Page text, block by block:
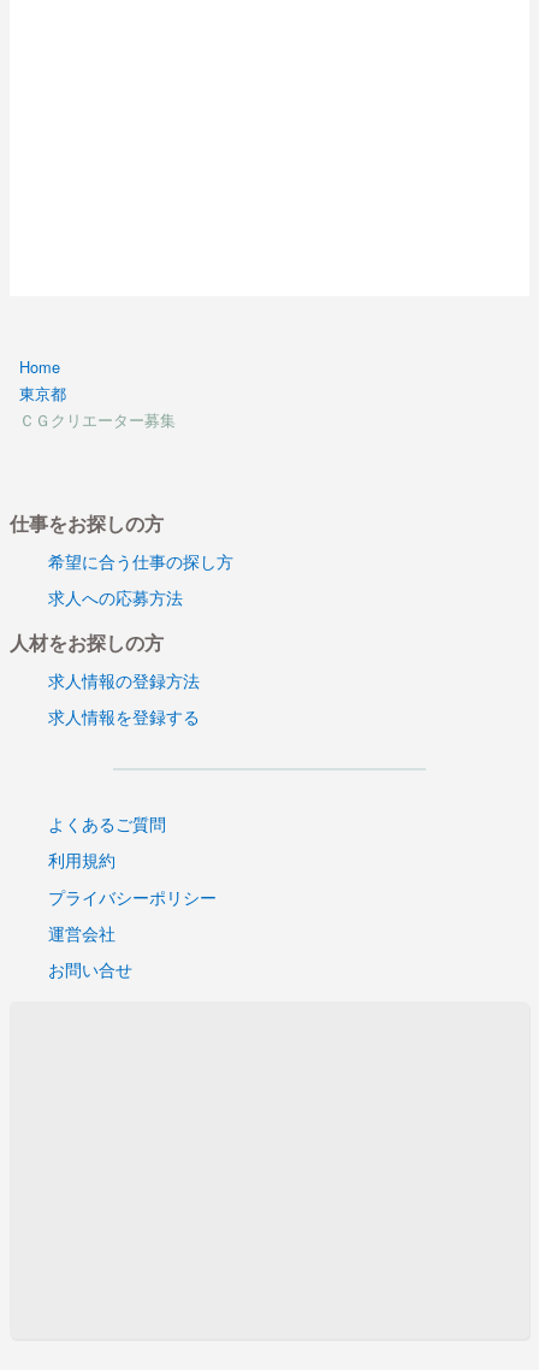
Home
東京都
ＣＧクリエーター募集
仕事をお探しの方
希望に合う仕事の探し方
求人への応募方法
人材をお探しの方
求人情報の登録方法
求人情報を登録する
よくあるご質問
利用規約
プライバシーポリシー
運営会社
お問い合せ